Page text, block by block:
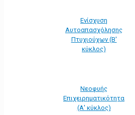
Ενίσχυση
Αυτοαπασχόλησης
Πτυχιούχων (Β'
κύκλος)
Νεοφυής
Επιχειρηματικότητα
(Α' κύκλος)